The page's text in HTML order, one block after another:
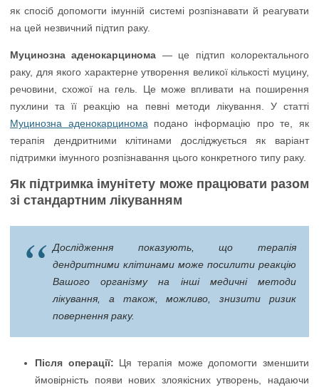
як спосіб допомогти імунній системі розпізнавати й реагувати
на цей незвичний підтип раку.
Муцинозна аденокарцинома — це підтип колоректального
раку, для якого характерне утворення великої кількості муцину,
речовини, схожої на гель. Це може впливати на поширення
пухлини та її реакцію на певні методи лікування. У статті
Муцинозна аденокарцинома подано інформацію про те, як
терапія дендритними клітинами досліджується як варіант
підтримки імунного розпізнавання цього конкретного типу раку.
Як підтримка імунітету може працювати разом
зі стандартним лікуванням
Дослідження показують, що терапія
дендритними клітинами може посилити реакцію
Вашого організму на інші медичні методи
лікування, а також, можливо, знизити ризик
повернення раку.
Після операції: Ця терапія може допомогти зменшити
ймовірність появи нових злоякісних утворень, надаючи